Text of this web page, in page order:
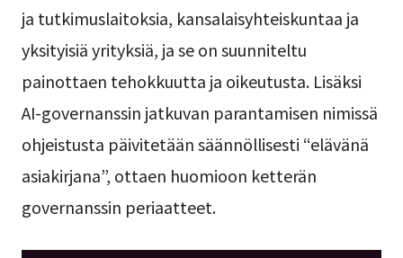
ja tutkimuslaitoksia, kansalaisyhteiskuntaa ja
yksityisiä yrityksiä, ja se on suunniteltu
painottaen tehokkuutta ja oikeutusta. Lisäksi
AI-governanssin jatkuvan parantamisen nimissä
ohjeistusta päivitetään säännöllisesti “elävänä
asiakirjana”, ottaen huomioon ketterän
governanssin periaatteet.